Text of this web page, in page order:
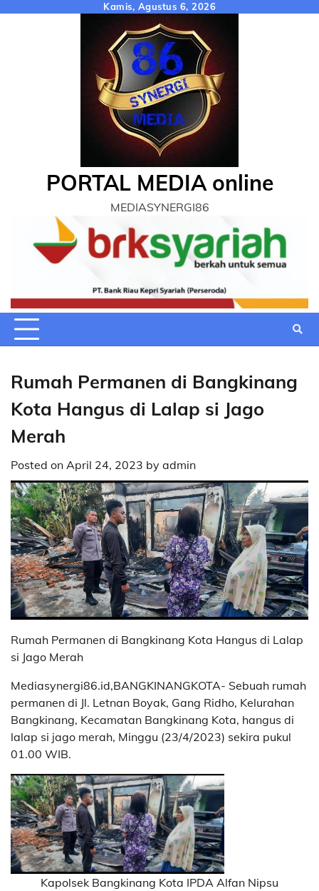
Kamis, Agustus 6, 2026
PORTAL MEDIA online
MEDIASYNERGI86
Rumah Permanen di Bangkinang
Kota Hangus di Lalap si Jago
Merah
Posted on April 24, 2023 by admin
Rumah Permanen di Bangkinang Kota Hangus di Lalap
si Jago Merah
Mediasynergi86.id,BANGKINANGKOTA- Sebuah rumah
permanen di Jl. Letnan Boyak, Gang Ridho, Kelurahan
Bangkinang, Kecamatan Bangkinang Kota, hangus di
lalap si jago merah, Minggu (23/4/2023) sekira pukul
01.00 WIB.
Kapolsek Bangkinang Kota IPDA Alfan Nipsu